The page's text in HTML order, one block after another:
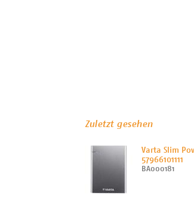
Zuletzt gesehen
Varta Slim
57966101111
BA000181